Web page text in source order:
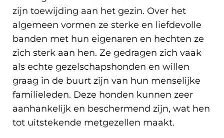
zijn toewijding aan het gezin. Over het
algemeen vormen ze sterke en liefdevolle
banden met hun eigenaren en hechten ze
zich sterk aan hen. Ze gedragen zich vaak
als echte gezelschapshonden en willen
graag in de buurt zijn van hun menselijke
familieleden. Deze honden kunnen zeer
aanhankelijk en beschermend zijn, wat hen
tot uitstekende metgezellen maakt.